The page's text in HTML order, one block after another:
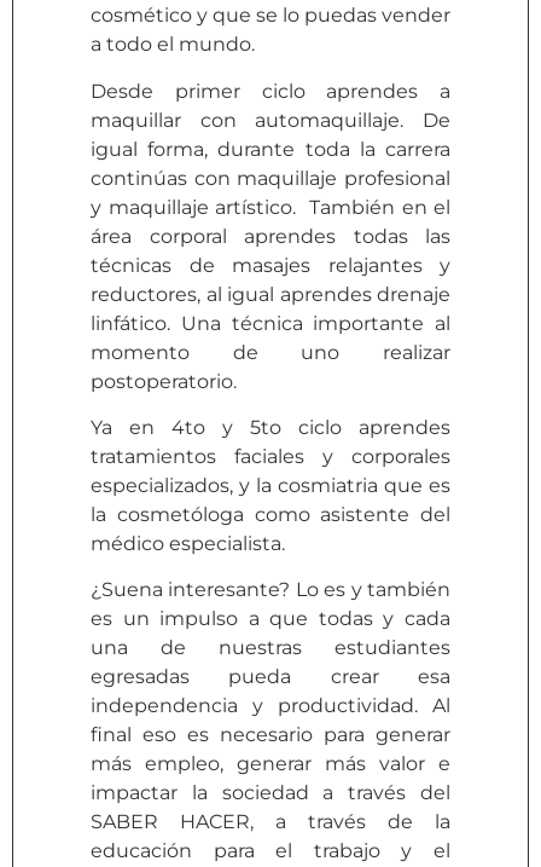
cosmético y que se lo puedas vender
a todo el mundo.
Desde primer ciclo aprendes a
maquillar con automaquillaje. De
igual forma, durante toda la carrera
continúas con maquillaje profesional
y maquillaje artístico. También en el
área corporal aprendes todas las
técnicas de masajes relajantes y
reductores, al igual aprendes drenaje
linfático. Una técnica importante al
momento de uno realizar
postoperatorio.
Ya en 4to y 5to ciclo aprendes
tratamientos faciales y corporales
especializados, y la cosmiatria que es
la cosmetóloga como asistente del
médico especialista.
¿Suena interesante? Lo es y también
es un impulso a que todas y cada
una de nuestras estudiantes
egresadas pueda crear esa
independencia y productividad. Al
final eso es necesario para generar
más empleo, generar más valor e
impactar la sociedad a través del
SABER HACER, a través de la
educación para el trabajo y el